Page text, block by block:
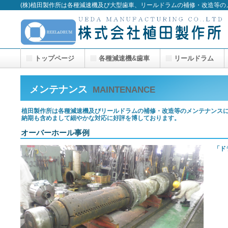
(株)植田製作所は各種減速機及び大型歯車、リールドラムの補修・改造等
メンテナンス MAINTENANCE
植田製作所は各種減速機及びリールドラムの補修・改造等のメンテナンス
納期も含めまして細やかな対応に好評を博しております。
オーバーホール事例
「
トップページ 各種減速機&歯車 リールドラム